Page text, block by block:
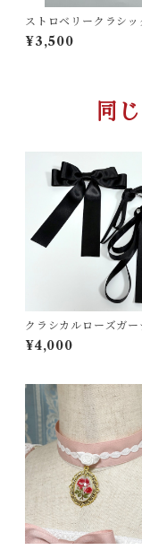
ストロベリークラシッ
ーカー
¥3,500
同
クラシカルローズガー
ンピース用編み上げリ
ット
¥4,000